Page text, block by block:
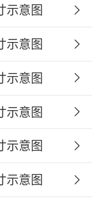
示意图
示意图
示意图
示意图
示意图
示意图